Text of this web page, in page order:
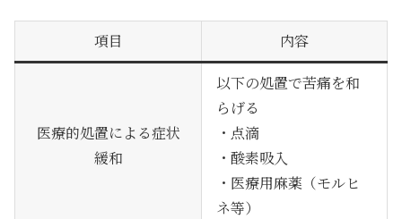
項目 内容
医療的処置による症状
緩和
以下の処置で苦痛を和
らげる
・点滴
・酸素吸入
・医療用麻薬（モルヒ
ネ等）